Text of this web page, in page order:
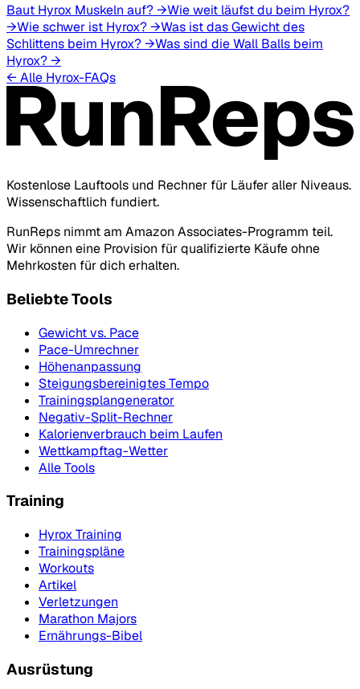
Baut Hyrox Muskeln auf?→Wie weit läufst du beim Hyrox?
→Wie schwer ist Hyrox?→Was ist das Gewicht des
Schlittens beim Hyrox?→Was sind die Wall Balls beim
Hyrox?→
← Alle Hyrox-FAQs
Kostenlose Lauftools und Rechner für Läufer aller Niveaus.
Wissenschaftlich fundiert.
RunReps nimmt am Amazon Associates-Programm teil.
Wir können eine Provision für qualifizierte Käufe ohne
Mehrkosten für dich erhalten.
Beliebte Tools
Gewicht vs. Pace
Pace-Umrechner
Höhenanpassung
Steigungsbereinigtes Tempo
Trainingsplangenerator
Negativ-Split-Rechner
Kalorienverbrauch beim Laufen
Wettkampftag-Wetter
Alle Tools
Training
Hyrox Training
Trainingspläne
Workouts
Artikel
Verletzungen
Marathon Majors
Ernährungs-Bibel
Ausrüstung